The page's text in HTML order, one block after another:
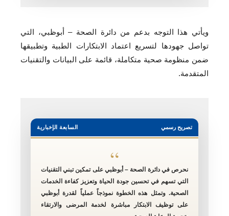
ويأتي هذا التوجه بدعم من دائرة الصحة – أبوظبي، التي
تواصل جهودها لتسريع اعتماد الابتكارات الطبية وتطبيقها
ضمن منظومة صحية متكاملة، قائمة على البيانات والتقنيات
المتقدمة.
تصريح رسمي السابعة الإخبارية
“
نحرص في دائرة الصحة – أبوظبي على تمكين تبني التقنيات
التي تسهم في تحسين جودة الحياة وتعزيز كفاءة الخدمات
الصحية. وتمثل هذه الخطوة نموذجاً عملياً لقدرة أبوظبي
على توظيف الابتكار مباشرة لخدمة المرضى والارتقاء